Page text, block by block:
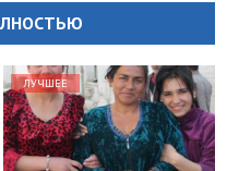
ЛУЧШЕЕ